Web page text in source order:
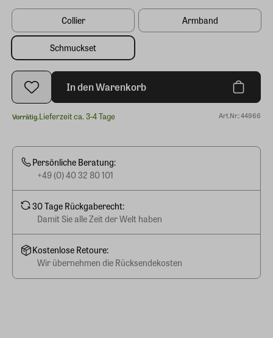
Collier Armband
Schmuckset
In den Warenkorb
Vorrätig.Lieferzeit ca. 3-4 Tage Art.Nr.: 44966
Persönliche Beratung:
+49 (0) 40 32 80 101
30 Tage Rückgaberecht:
Damit Sie alle Zeit der Welt haben
Kostenlose Retoure:
Wir übernehmen die Rücksendekosten